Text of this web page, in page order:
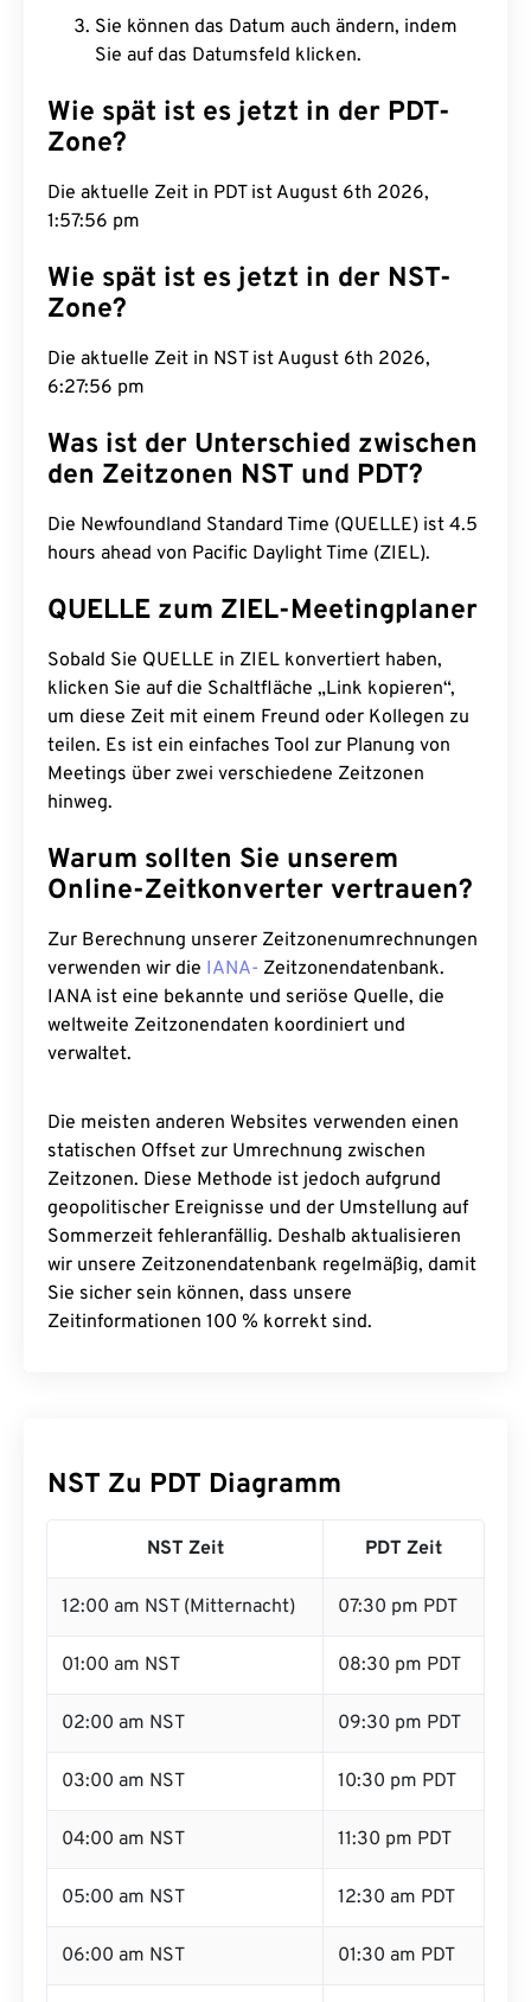
Sie können das Datum auch ändern, indem
Sie auf das Datumsfeld klicken.
Wie spät ist es jetzt in der PDT-
Zone?
Die aktuelle Zeit in PDT ist August 6th 2026,
1:57:57 pm
Wie spät ist es jetzt in der NST-
Zone?
Die aktuelle Zeit in NST ist August 6th 2026,
6:27:57 pm
Was ist der Unterschied zwischen
den Zeitzonen NST und PDT?
Die Newfoundland Standard Time (QUELLE) ist 4.5
hours ahead von Pacific Daylight Time (ZIEL).
QUELLE zum ZIEL-Meetingplaner
Sobald Sie QUELLE in ZIEL konvertiert haben,
klicken Sie auf die Schaltfläche „Link kopieren“,
um diese Zeit mit einem Freund oder Kollegen zu
teilen. Es ist ein einfaches Tool zur Planung von
Meetings über zwei verschiedene Zeitzonen
hinweg.
Warum sollten Sie unserem
Online-Zeitkonverter vertrauen?
Zur Berechnung unserer Zeitzonenumrechnungen
verwenden wir die IANA- Zeitzonendatenbank.
IANA ist eine bekannte und seriöse Quelle, die
weltweite Zeitzonendaten koordiniert und
verwaltet.
Die meisten anderen Websites verwenden einen
statischen Offset zur Umrechnung zwischen
Zeitzonen. Diese Methode ist jedoch aufgrund
geopolitischer Ereignisse und der Umstellung auf
Sommerzeit fehleranfällig. Deshalb aktualisieren
wir unsere Zeitzonendatenbank regelmäßig, damit
Sie sicher sein können, dass unsere
Zeitinformationen 100 % korrekt sind.
NST Zu PDT Diagramm
NST Zeit PDT Zeit
12:00 am NST (Mitternacht) 07:30 pm PDT
01:00 am NST 08:30 pm PDT
02:00 am NST 09:30 pm PDT
03:00 am NST 10:30 pm PDT
04:00 am NST 11:30 pm PDT
05:00 am NST 12:30 am PDT
06:00 am NST 01:30 am PDT